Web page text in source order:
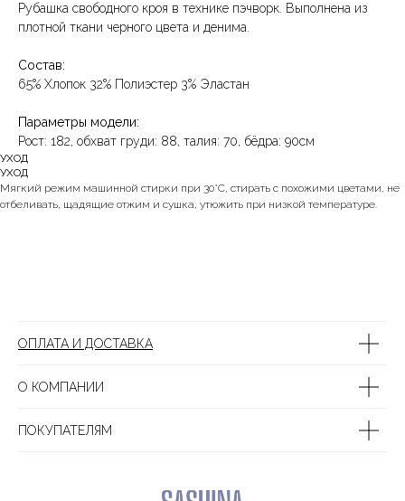
Рубашка свободного кроя в технике пэчворк. Выполнена из
плотной ткани черного цвета и денима.
Состав:
65% Хлопок 32% Полиэстер 3% Эластан
Параметры модели:
Рост: 182, обхват груди: 88, талия: 70, бёдра: 90см
УХОД
УХОД
Мягкий режим машинной стирки при 30°C, стирать с похожими цветами, не
отбеливать, щадящие отжим и сушка, утюжить при низкой температуре.
ОПЛАТА И ДОСТАВКА
О КОМПАНИИ
ПОКУПАТЕЛЯМ